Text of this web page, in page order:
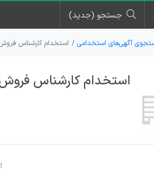
جستجو (جدید)
آگهی‌های استخدامی استخدام کارشناس
استخدام کارشناس